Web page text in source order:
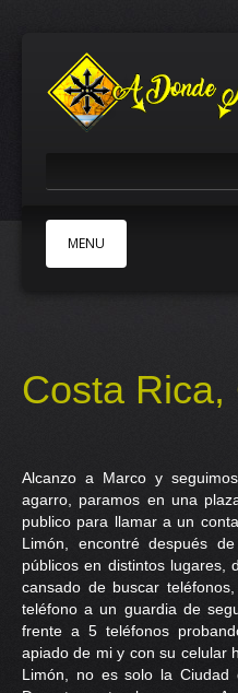
MENU
PATROCINADORES
TIENDA
PRENSA
CONTACTO
Costa Rica,
Alcanzo a Marco y
agarro, paramos en una
publico para llamar a un
Limón, encontré después
públicos en distintos lugares,
cansado de buscar
teléfono a un guardia de
frente a 5 teléfonos
apiado de mi y con su celular
Limón, no es solo la